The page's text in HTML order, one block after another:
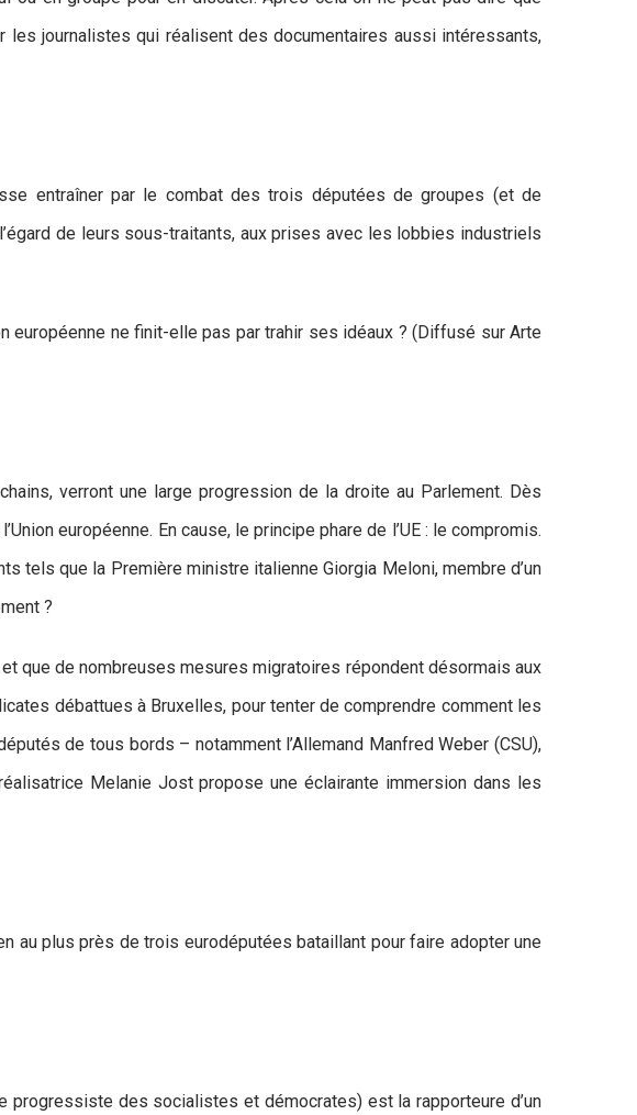
les journalistes qui réalisent des documentaires aussi intéressants,
entraîner par le combat des trois députées de groupes (et de
de leurs sous-traitants, aux prises avec les lobbies industriels
européenne ne finit-elle pas par trahir ses idéaux ? (Diffusé sur Arte
verront une large progression de la droite au Parlement. Dès
européenne. En cause, le principe phare de l’UE : le compromis.
tels que la Première ministre italienne Giorgia Meloni, membre d’un
?
que de nombreuses mesures migratoires répondent désormais aux
débattues à Bruxelles, pour tenter de comprendre comment les
de tous bords – notamment l’Allemand Manfred Weber (CSU),
Melanie Jost propose une éclairante immersion dans les
au plus près de trois eurodéputées bataillant pour faire adopter une
progressiste des socialistes et démocrates) est la rapporteure d’un